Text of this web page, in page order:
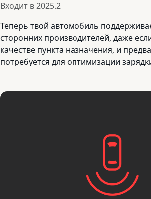
Входит в2025.2
Теперь твой автомобиль
сторонних производителей, даже
качестве пункта назначения, и
потребуется для оптимизации